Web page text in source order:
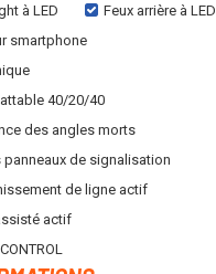
à LED
Feux arrière à LED
smartphone
40/20/40
des angles morts
de signalisation
de ligne actif
actif